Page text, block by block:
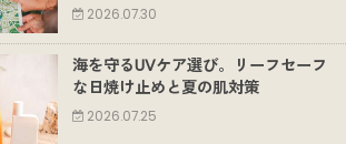
2026.07.30
海を守るUVケア選び。リーフセーフ
な日焼け止めと夏の肌対策
2026.07.25